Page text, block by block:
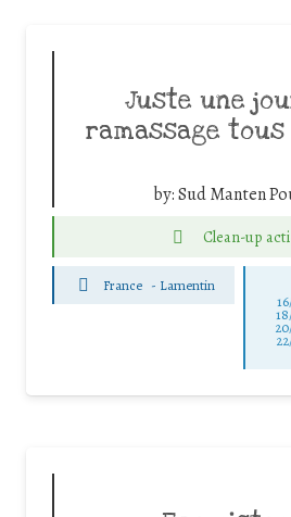
Juste une
ramassage tous
by:Sud Manten
Clean-up
France - Lamentin